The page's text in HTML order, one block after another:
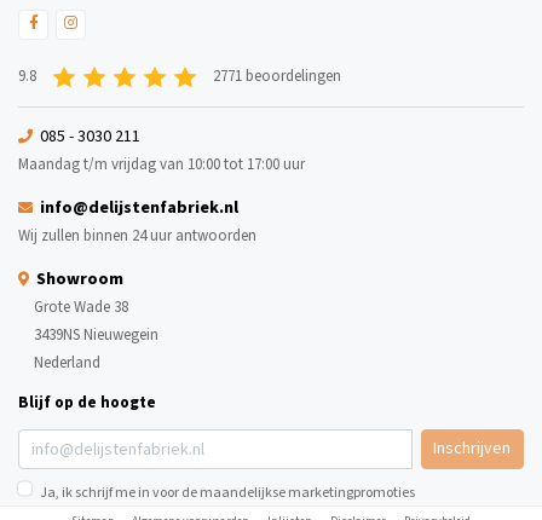
9.8 2771 beoordelingen
085 - 3030 211
Maandag t/m vrijdag van 10:00 tot 17:00 uur
info@delijstenfabriek.nl
Wij zullen binnen 24 uur antwoorden
Showroom
Grote Wade 38
3439NS Nieuwegein
Nederland
Blijf op de hoogte
Inschrijven
Ja, ik schrijf me in voor de maandelijkse marketingpromoties